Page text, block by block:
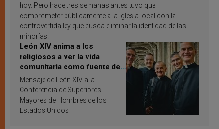
hoy. Pero hace tres semanas antes tuvo que
comprometer públicamente a la Iglesia local con la
controvertida ley que busca eliminar la identidad de las
minorías.
León XIV anima a los
religiosos a ver la vida
comunitaria como fuente de
inspiración y santificación
Mensaje de León XIV a la
Conferencia de Superiores
Mayores de Hombres de los
Estados Unidos